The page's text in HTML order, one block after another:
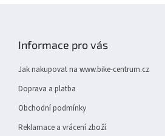
Informace pro vás
Jak nakupovat na www.bike-centrum.cz
Doprava a platba
Obchodní podmínky
Reklamace a vrácení zboží